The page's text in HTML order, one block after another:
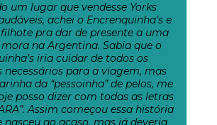
um lugar que vendesse Yorks
achei o Encrenquinha’s e
pra dar de presente a uma
na Argentina. Sabia que o
iria cuidar de todos os
necessários para a viagem, mas
da “pessoinha” de pelos, me
posso dizer com todas as letras
Assim começou essa história
nasceu ao acaso, mas já deveria